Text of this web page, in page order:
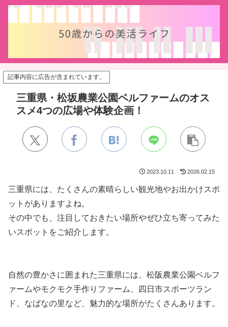
記事内容に広告が含まれています。
三重県・松坂農業公園ベルファームのオス
スメ4つの広場や体験企画！
2023.10.11 2026.02.15
三重県には、たくさんの素晴らしい観光地やお出かけスポ
ットがありますよね。
その中でも、注目しておきたい場所やぜひ立ち寄ってみた
いスポットをご紹介します。
自然の豊かさに囲まれた三重県には、松阪農業公園ベルフ
ァームやモクモク手作りファーム、四日市スポーツラン
ド、なばなの里など、魅力的な場所がたくさんあります。